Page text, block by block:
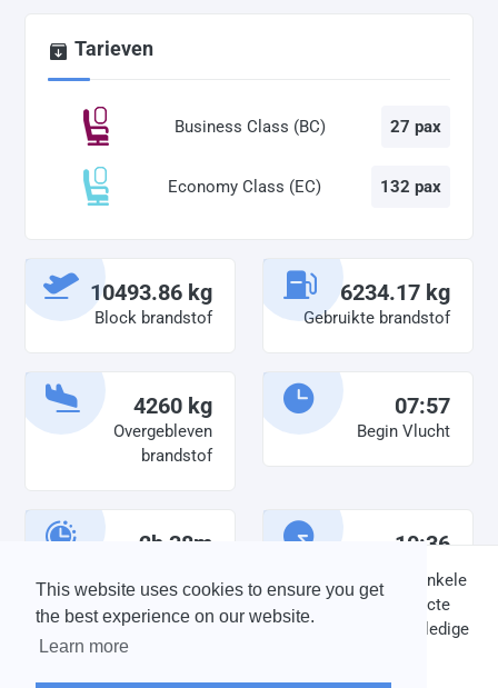
This website uses cookies to ensure you get
the best experience on our website.
Learn more
Tarieven
Business Class (BC) 27 pax
Economy Class (EC) 132 pax
10493.86 kg
Block brandstof
6234.17 kg
Gebruikte brandstof
4260 kg
Overgebleven
brandstof
07:57
Begin Vlucht
2h 38m 10:36
Einde vlucht
DISCLAIMER: V-Bird Virtual Airlines Group kan op geen enkele
wijze aansprakelijkheid aanvaarden voor directe of indirecte
schade die is ontstaan ten gevolge van onjuiste of onvolledige
informatie op deze website.
© 2004 - 2026 V-Bird Virtual Airlines Group |Credits